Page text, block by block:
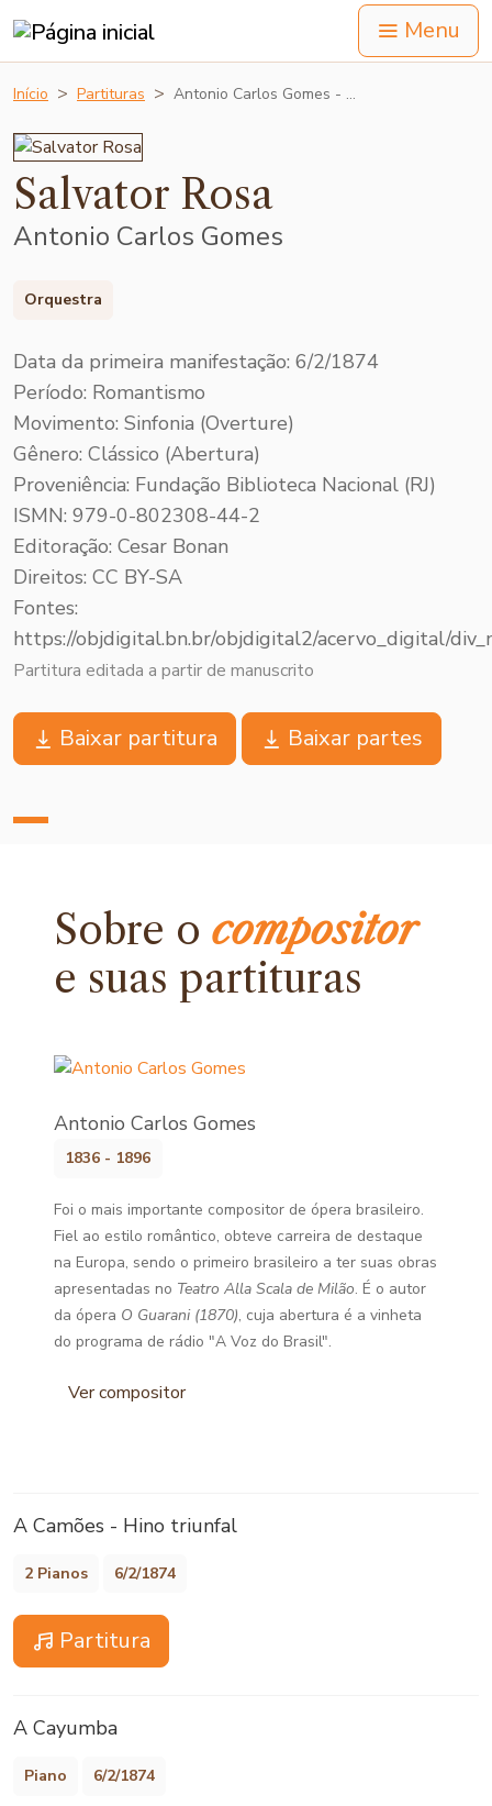
Menu
Início Partituras Antonio Carlos Gomes - …
Salvator Rosa
Antonio Carlos Gomes
Orquestra
Data da primeira manifestação: 6/2/1874
Período: Romantismo
Movimento: Sinfonia (Overture)
Gênero: Clássico (Abertura)
Proveniência: Fundação Biblioteca Nacional (RJ)
ISMN: 979-0-802308-44-2
Editoração: Cesar Bonan
Direitos: CC BY-SA
Fontes:
https://objdigital.bn.br/objdigital2/acervo_digital/
Partitura editada a partir de manuscrito
Baixar partitura Baixar partes
Sobre ocompositor
e suas partituras
Antonio Carlos Gomes
1836 - 1896
Foi o mais importante compositor de ópera brasileiro.
Fiel ao estilo romântico, obteve carreira de destaque
na Europa, sendo o primeiro brasileiro a ter suas obras
apresentadas no Teatro Alla Scala de Milão. É o autor
da ópera O Guarani (1870), cuja abertura é a vinheta
do programa de rádio "A Voz do Brasil".
Ver compositor
A Camões - Hino triunfal
2 Pianos 6/2/1874
Partitura
A Cayumba
Piano 6/2/1874